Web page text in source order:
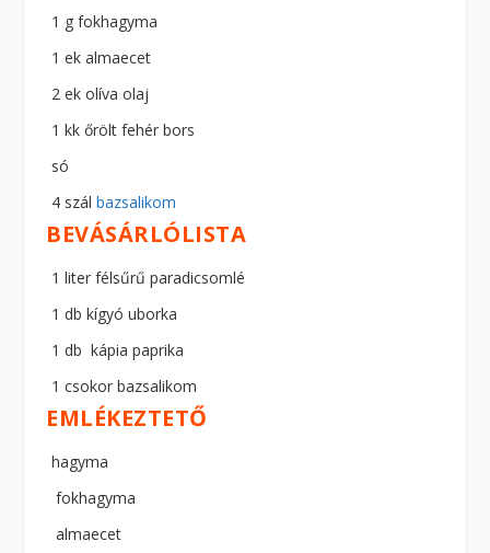
1 g fokhagyma
1 ek almaecet
2 ek olíva olaj
1 kk őrölt fehér bors
só
4 szálbazsalikom
BEVÁSÁRLÓLISTA
1 liter félsűrű paradicsomlé
1 db kígyó uborka
1 db kápia paprika
1 csokor bazsalikom
EMLÉKEZTETŐ
hagyma
fokhagyma
almaecet